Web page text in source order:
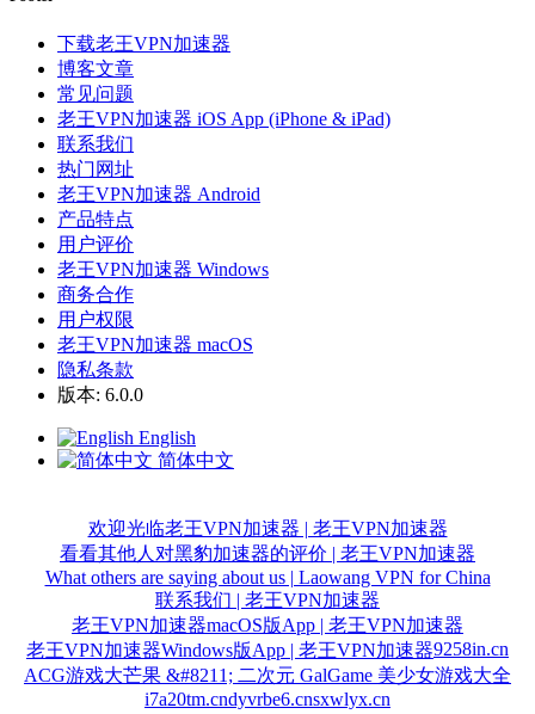
下载老王VPN加速器
博客文章
常见问题
老王VPN加速器 iOS App (iPhone & iPad)
联系我们
热门网址
老王VPN加速器 Android
产品特点
用户评价
老王VPN加速器 Windows
商务合作
用户权限
老王VPN加速器 macOS
隐私条款
版本: 6.0.0
English
简体中文
欢迎光临老王VPN加速器 | 老王VPN加速器
看看其他人对黑豹加速器的评价 | 老王VPN加速器
What others are saying about us | Laowang VPN for China
联系我们 | 老王VPN加速器
老王VPN加速器macOS版App | 老王VPN加速器
老王VPN加速器Windows版App | 老王VPN加速器9258in.cn
ACG游戏大芒果 &#8211; 二次元 GalGame 美少女游戏大全
i7a20tm.cndyvrbe6.cnsxwlyx.cn